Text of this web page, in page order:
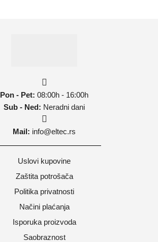
Pon - Pet: 08:00h - 16:00h
Sub - Ned: Neradni dani
Mail: info@eltec.rs
Uslovi kupovine
Zaštita potrošača
Politika privatnosti
Načini plaćanja
Isporuka proizvoda
Saobraznost